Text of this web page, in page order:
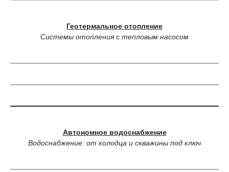
Геотермальное отопление
Системы отопления с тепловым насосом
Автономное водоснабжение
Водоснабжение: от колодца и скважины под ключ